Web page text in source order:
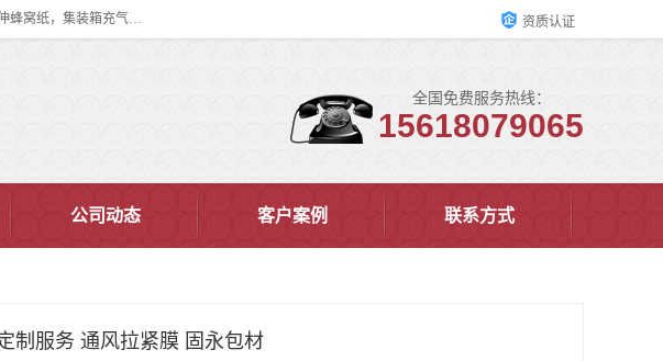
双忠包装材料（苏州）有限公司是上海双忠包装材料设立在苏州太仓的生产基地，占地约2万平米，产品主要有打孔缠绕膜，拉伸蜂窝纸，集装箱充气袋，滑托板，打包带，裹包网兜，防滑纸等箱体和托盘的运输和保护性包材。固永包材®，GooYon Pack®，是我们保护性包装材料的专属品牌。 资质认证
全国免费服务热线：
15618079065
公司动态 客户案例 联系方式
制服务 通风拉紧膜 固永包材